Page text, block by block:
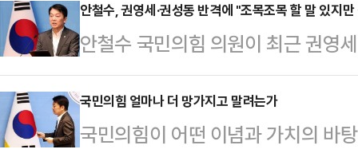
다.서울중앙지방법원 민사합의14
후배 A씨와 B씨를 상대로 낸 5억
기씨에게 1억원을 배상하라는 판
첫 변론이 진행됐으나 재판부가 형
개하기로 해 한 차례 중단됐고 지
안철수, 권영세·권성동 반격에 "조목조목 할 말 있지
안철수 국민의힘 의원이 최근 권영
으로 지목된 데 대해 강하게 반발하
조목 할 말은 있었지만 말을 삼가
라디오 '뉴스쇼'에 출연해 "본인들
국민의힘 얼마나 더 망가지고 말려는가
국민의힘이 어떤 이념과 가치의 바